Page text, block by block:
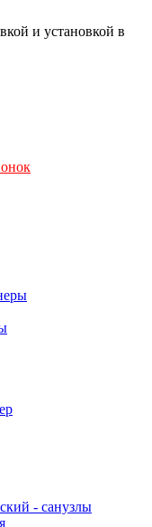
и установкой в
- санузлы